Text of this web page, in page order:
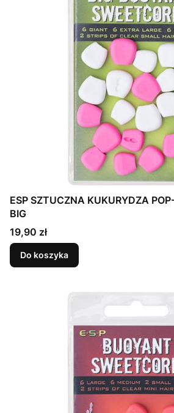
ESP SZTUCZNA KUKURYDZA
BIG
Cena
19,90 zł
Do koszyka